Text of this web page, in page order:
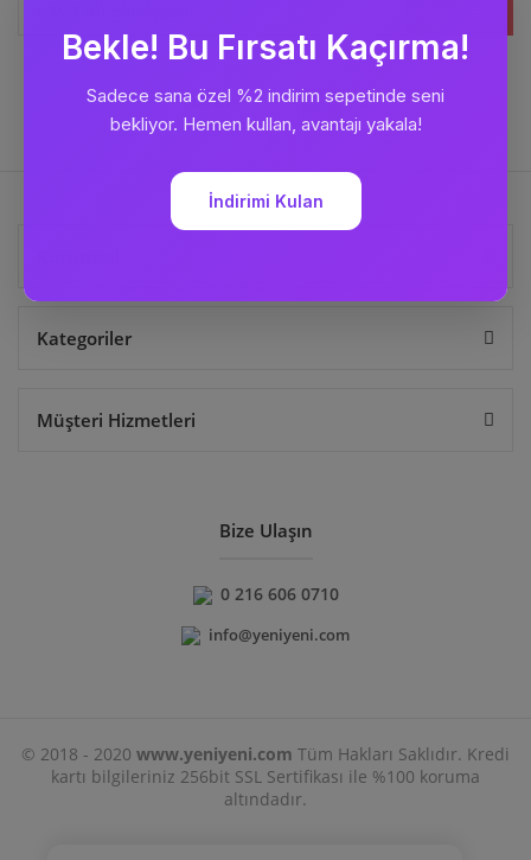
Bizi
Takip Edin
Kategoriler
Müşteri Hizmetleri
Bize Ulaşın
0 216 606 0710
info@yeniyeni.com
© 2018 - 2020 www.yeniyeni.com Tüm Hakları Saklıdır. Kredi
kartı bilgileriniz 256bit SSL Sertifikası ile %100 koruma
altındadır.